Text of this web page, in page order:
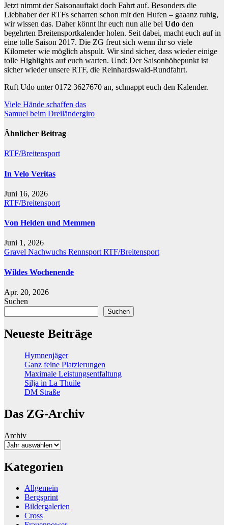
Jetzt nimmt der Saisonauftakt doch Fahrt auf. Besonders die
Liebhaber der RTFs scharren schon mit den Hufen – gaaanz ruhig,
wir wissen das. Daher könnt ihr euch nun alle bei Udo den
begehrten Breitensportkalender holen. Seit dabei, macht euch auf in
eine tolle Saison 2017. Die ZG freut sich wenn ihr so viele
Kilometer wie möglich abspult. Wir sind sicher, dass wieder einige
tolle Highlights auf euch warten. Und: Der Saisonhöhepunkt ist
sicher wieder unsere RTF, die Reinhardswald-Rundfahrt.
Ruft Udo unter 0172 3627670 an, schnappt euch den Kalender.
Beitragsnavigation
Viele Hände schaffen das
Samuel beim Dreiländergiro
Ähnlicher Beitrag
RTF/Breitensport
In Velo Veritas
Juni 16, 2026
RTF/Breitensport
Von Helden und Memmen
Juni 1, 2026
Gravel Nachwuchs RennsportRTF/Breitensport
Wildes Wochenende
Apr. 20, 2026
Suchen
Suchen
Neueste Beiträge
Hymnenjäger
Ganz feine Platzierungen
Maximale Leistungsentfaltung
Silja in La Thuile
DM Straße
Das ZG-Archiv
Archiv
Kategorien
Allgemein
Bergsprint
Bildergalerien
Cross